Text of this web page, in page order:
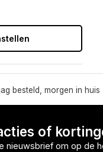
besteld, morgen in huis
of
nieuwsbrief om op de